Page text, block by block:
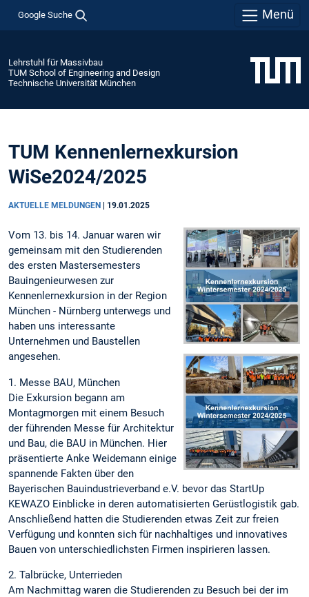
Google Suche Menü
Lehrstuhl für Massivbau
TUM School of Engineering and Design
Technische Universität München
TUM Kennenlernexkursion
WiSe2024/2025
AKTUELLE MELDUNGEN 19.01.2025
Vom 13. bis 14. Januar waren wir
gemeinsam mit den Studierenden
des ersten Mastersemesters
Bauingenieurwesen zur
Kennenlernexkursion in der Region
München - Nürnberg unterwegs und
haben uns interessante
Unternehmen und Baustellen
angesehen.
1. Messe BAU, München
Die Exkursion begann am
Montagmorgen mit einem Besuch
der führenden Messe für Architektur
und Bau, die BAU in München. Hier
präsentierte Anke Weidemann einige
spannende Fakten über den
Bayerischen Bauindustrieverband e.V. bevor das StartUp
KEWAZO Einblicke in deren automatisierten Gerüstlogistik gab.
Anschließend hatten die Studierenden etwas Zeit zur freien
Verfügung und konnten sich für nachhaltiges und innovatives
Bauen von unterschiedlichsten Firmen inspirieren lassen.
2. Talbrücke, Unterrieden
Am Nachmittag waren die Studierenden zu Besuch bei der im